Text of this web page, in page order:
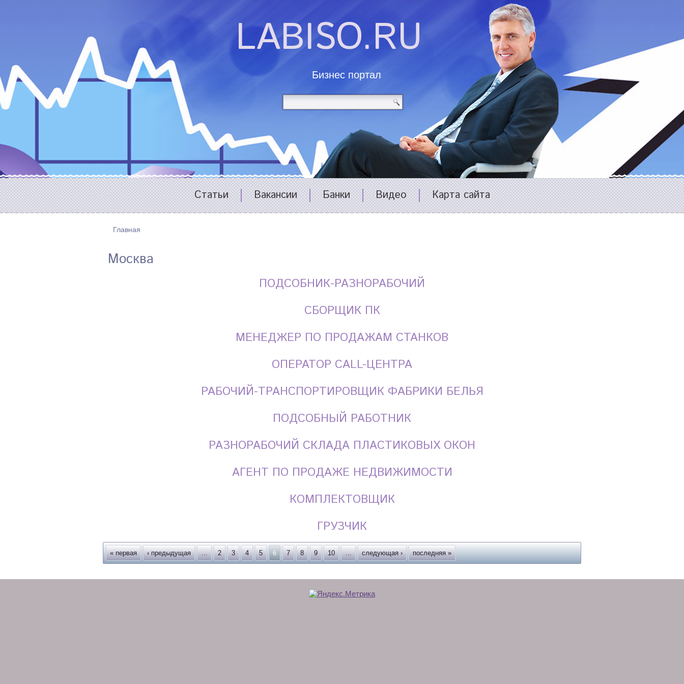
LABISO.RU
Бизнес портал
Статьи Вакансии Банки Видео Карта сайта
ВЫ ЗДЕСЬ
Главная
Москва
ПОДСОБНИК-РАЗНОРАБОЧИЙ
СБОРЩИК ПК
МЕНЕДЖЕР ПО ПРОДАЖАМ СТАНКОВ
ОПЕРАТОР CALL-ЦЕНТРА
РАБОЧИЙ-ТРАНСПОРТИРОВЩИК ФАБРИКИ БЕЛЬЯ
ПОДСОБНЫЙ РАБОТНИК
РАЗНОРАБОЧИЙ СКЛАДА ПЛАСТИКОВЫХ ОКОН
АГЕНТ ПО ПРОДАЖЕ НЕДВИЖИМОСТИ
КОМПЛЕКТОВЩИК
ГРУЗЧИК
Страницы
« первая ‹ предыдущая … 2 3 4 5 6 7 8 9 10 … следующая › последняя »